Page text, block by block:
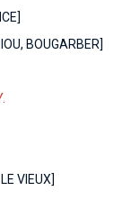
BOUGARBER]
VIEUX]